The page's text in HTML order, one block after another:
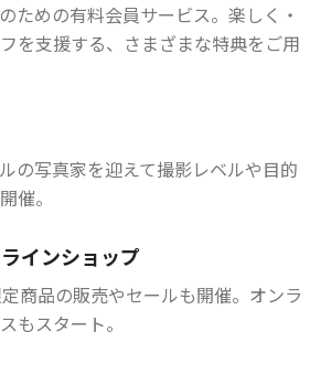
ための有料会員サービス。楽しく・
を支援する、さまざまな特典をご用
の写真家を迎えて撮影レベルや目的
催。
インショップ
商品の販売やセールも開催。オンラ
もスタート。